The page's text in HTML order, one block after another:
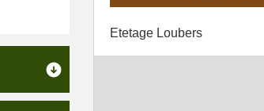
Etetage Loubers